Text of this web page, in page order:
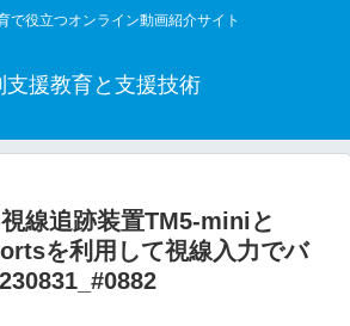
で役立つオンライン動画紹介サイト
支援教育と支援技術
線追跡装置TM5-miniと
を利用して視線入力でバ